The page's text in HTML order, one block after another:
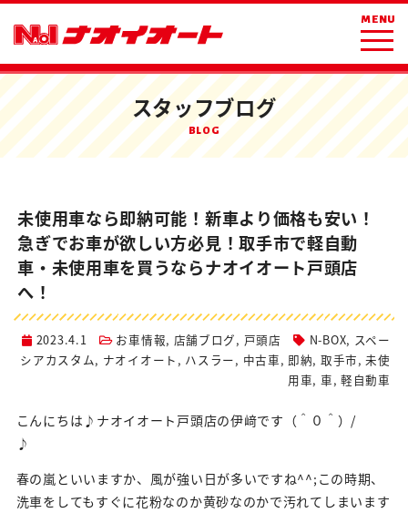
MENU
未使用車なら即納可能！新車より価格も安い！急ぎでお車が欲しい方必見！
スタッフブログ
BLOG
未使用車なら即納可能！新車より価格も安い！
急ぎでお車が欲しい方必見！取手市で軽自動
車・未使用車を買うならナオイオート戸頭店
へ！
2023.4.1 お車情報, 店舗ブログ, 戸頭店 N-BOX, スペー
シアカスタム, ナオイオート , ハスラー, 中古車, 即納, 取手市,未使
用車, 車, 軽自動車
こんにちは♪ナオイオート戸頭店の伊﨑です（＾０＾）/
♪
春の嵐といいますか、風が強い日が多いですね^^;この時期、
洗車をしてもすぐに花粉なのか黄砂なのかで汚れてしまいます